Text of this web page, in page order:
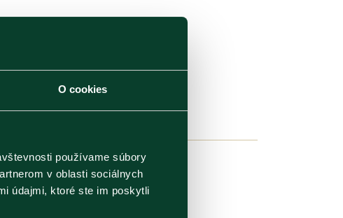
O cookies
používame súbory
v oblasti sociálnych
údajmi, ktoré ste im poskytli